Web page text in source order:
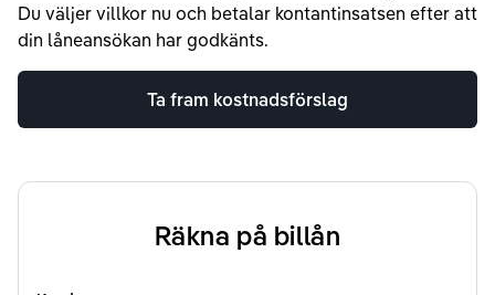
Du väljer villkor nu och betalar kontantinsatsen efter att
din låneansökan har godkänts.
Ta fram kostnadsförslag
Räkna på billån